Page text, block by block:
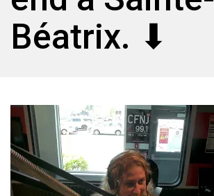
Béatrix. ⬇